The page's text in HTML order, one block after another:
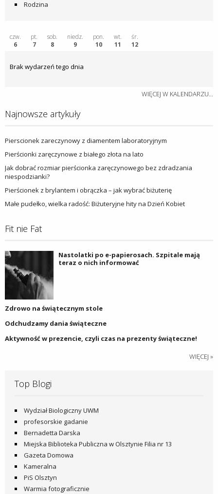
Rodzina
czw.
6
pt.
7
sob.
8
niedz.
9
pon.
10
wt.
11
śr.
12
Brak wydarzeń tego dnia
WIĘCEJ W KALENDARZU...
Najnowsze artykuły
Pierscionek zareczynowy z diamentem laboratoryjnym
Pierścionki zaręczynowe z białego złota na lato
Jak dobrać rozmiar pierścionka zaręczynowego bez zdradzania
niespodzianki?
Pierścionek z brylantem i obrączka – jak wybrać biżuterię
Małe pudełko, wielka radość: Biżuteryjne hity na Dzień Kobiet
Fit nie Fat
Nastolatki po e-papierosach. Szpitale mają
teraz o nich informować
Zdrowo na świątecznym stole
Odchudzamy dania świąteczne
Aktywność w prezencie, czyli czas na prezenty świąteczne!
WIĘCEJ »
Top Blogi
Wydział Biologiczny UWM
profesorskie gadanie
Bernadetta Darska
Miejska Biblioteka Publiczna w Olsztynie Filia nr 13
Gazeta Domowa
Kameralna
PiS Olsztyn
Warmia fotograficznie